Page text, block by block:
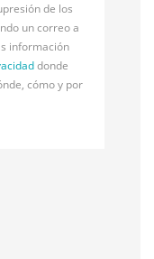
de los
un correo a
información
donde
cómo y por